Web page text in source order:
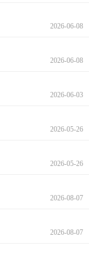
2026-06-08
2026-06-08
2026-06-03
2026-05-26
2026-05-26
2026-08-07
2026-08-07